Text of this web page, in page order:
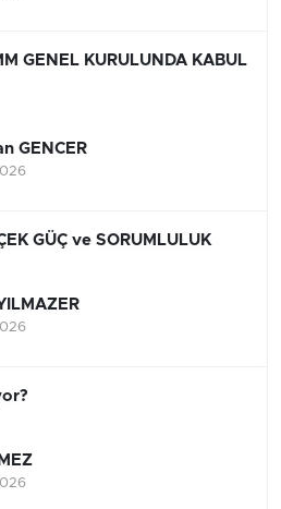
GENEL KURULUNDA KABUL
GENCER
GÜÇ ve SORUMLULUK